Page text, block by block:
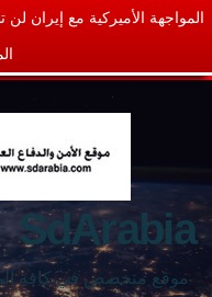
المواجهة الأميركية مع إيران لن
SdArabia
موقع متخصص في كافة